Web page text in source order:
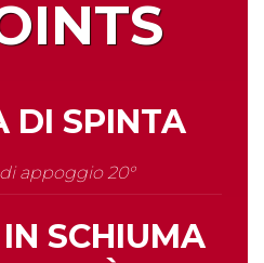
DI SPINTA
di appoggio 20°
SCHIUMA